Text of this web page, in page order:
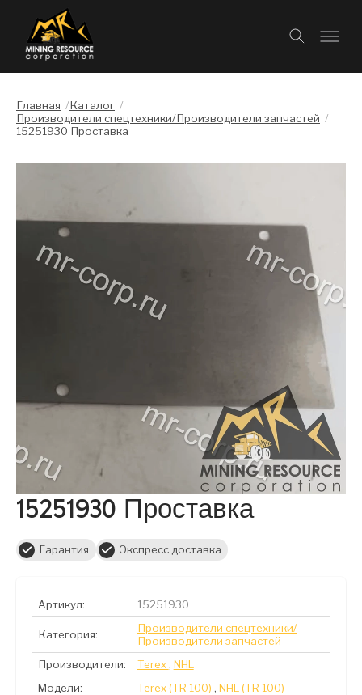
Главная /Каталог /
Производители спецтехники/Производители запчастей /
15251930 Проставка
15251930 Проставка
Гарантия Экспресс доставка
Артикул: 15251930
Категория:
Производители спецтехники/
Производители запчастей
Производители:
Terex , NHL
Модели:
Terex (TR 100) , NHL (TR 100)